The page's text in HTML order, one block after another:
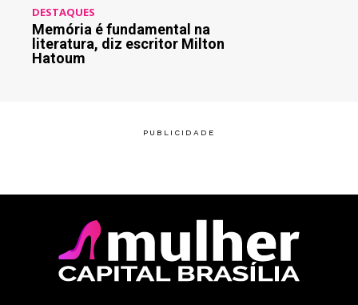
DESTAQUES
Memória é fundamental na
literatura, diz escritor Milton
Hatoum